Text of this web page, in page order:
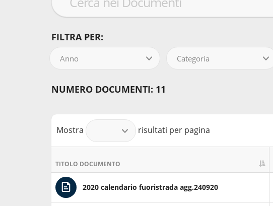
FILTRA PER:
Anno Categoria
NUMERO DOCUMENTI: 11
Mostra risultati per pagina
TITOLO DOCUMENTO
2020 calendario fuoristrada agg.240920